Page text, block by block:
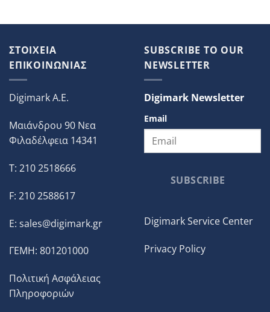
ΣΤΟΙΧΕΙΑ
ΕΠΙΚΟΙΝΩΝΙΑΣ
Digimark A.E.
Μαιάνδρου 90 Νεα
Φιλαδέλφεια 14341
T: 210 2518666
F: 210 2588617
E: sales@digimark.gr
ΓΕΜΗ: 801201000
Πολιτική Ασφάλειας
Πληροφοριών
SUBSCRIBE TO OUR
NEWSLETTER
Digimark Newsletter
Email
SUBSCRIBE
Digimark Service Center
Privacy Policy